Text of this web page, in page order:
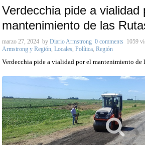
Verdecchia pide a vialidad
mantenimiento de las
marzo 27, 2024 by Diario Armstrong 0 comments 1059
Armstrong y Región, Locales, Política, Región
Verdecchia pide a vialidad por el mantenimiento de